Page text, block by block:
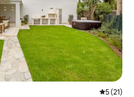
Средна
5 (21)